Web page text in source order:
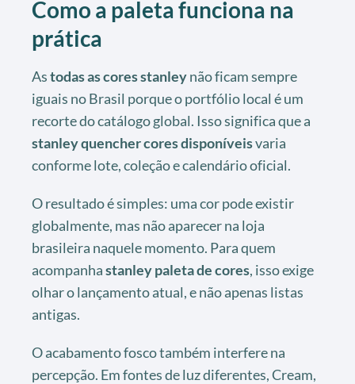
Como a paleta funciona na
prática
Astodas as cores stanleynão ficam sempre
iguais no Brasil porque o portfólio local é um
recorte do catálogo global. Isso significa que a
stanley quencher cores disponíveisvaria
conforme lote, coleção e calendário oficial.
O resultado é simples: uma cor pode existir
globalmente, mas não aparecer na loja
brasileira naquele momento. Para quem
acompanhastanley paleta de cores, isso exige
olhar o lançamento atual, e não apenas listas
antigas.
O acabamento fosco também interfere na
percepção. Em fontes de luz diferentes, Cream,